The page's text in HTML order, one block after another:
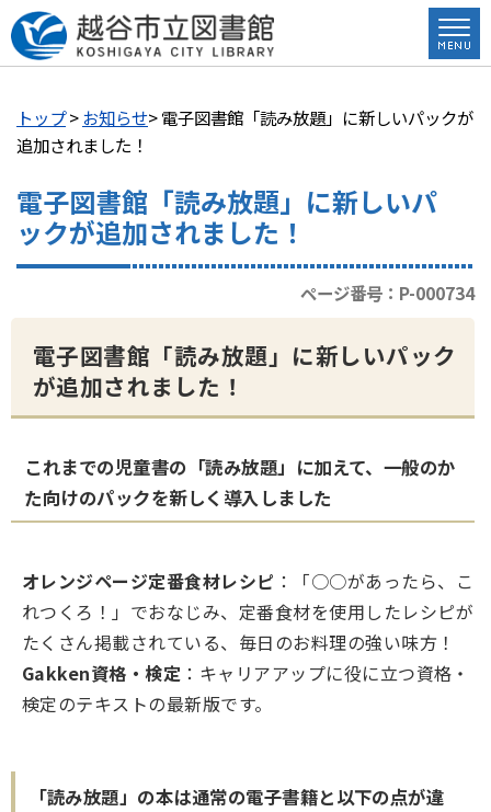
トップ>お知らせ> 電子図書館「読み放題」に新しいパックが
追加されました！
電子図書館「読み放題」に新しいパ
ックが追加されました！
ページ番号：P-000734
電子図書館「読み放題」に新しいパック
が追加されました！
これまでの児童書の「読み放題」に加えて、一般のか
た向けのパックを新しく導入しました
オレンジページ定番食材レシピ ：「○○があったら、こ
れつくろ！」でおなじみ、定番食材を使用したレシピが
たくさん掲載されている、毎日のお料理の強い味方！
Gakken資格・検定 ：キャリアアップに役に立つ資格・
検定のテキストの最新版です。
「読み放題」の本は通常の電子書籍と以下の点が違